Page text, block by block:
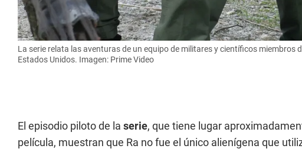
La serie relata las aventuras de un equipo de militares y científicos miembros
Estados Unidos. Imagen: Prime Video
El episodio piloto de la serie, que tiene lugar
película, muestran que Ra no fue el único alienígena que